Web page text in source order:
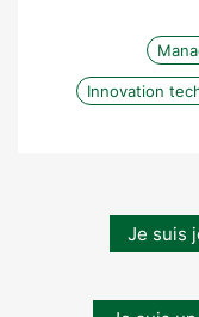
Innovation
Je suis